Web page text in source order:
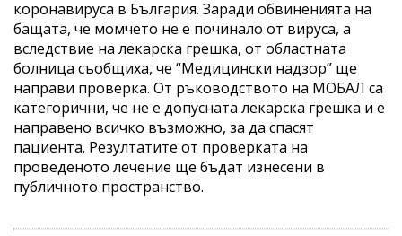
коронавируса в България. Заради обвиненията на
бащата, че момчето не е починало от вируса, а
вследствие на лекарска грешка, от областната
болница съобщиха, че “Медицински надзор” ще
направи проверка. От ръководството на МОБАЛ са
категорични, че не е допусната лекарска грешка и е
направено всичко възможно, за да спасят
пациента. Резултатите от проверката на
проведеното лечение ще бъдат изнесени в
публичното пространство.